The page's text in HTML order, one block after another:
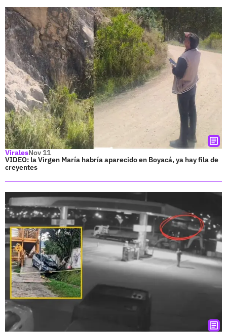
ViralesNov 11
VIDEO: la Virgen María habría aparecido en Boyacá, ya hay fila de
creyentes